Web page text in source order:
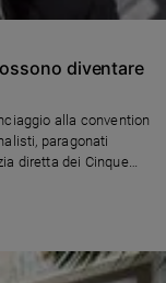
diventare
alla convention
paragonati
diretta dei Cinque